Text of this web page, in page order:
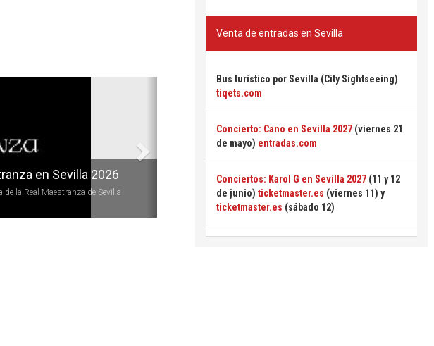
en Sevilla 2026
la Real Maestranza de Sevilla
Venta de entradas en Sevilla
Bus turístico por Sevilla (City Sightseeing)
tiqets.com
Concierto: Cano en Sevilla 2027 (viernes 21
de mayo) entradas.com
Conciertos: Karol G en Sevilla 2027 (11 y 12
de junio) ticketmaster.es (viernes 11) y
ticketmaster.es (sábado 12)